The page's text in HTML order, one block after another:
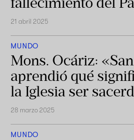
21 abril 2025
MUNDO
Mons. Ocáriz:
aprendió qué
la Iglesia ser
28 marzo 2025
MUNDO